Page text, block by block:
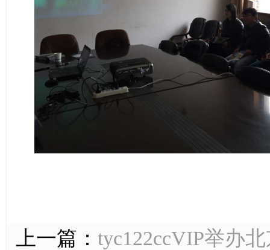
上一篇： tyc122ccVIP举办